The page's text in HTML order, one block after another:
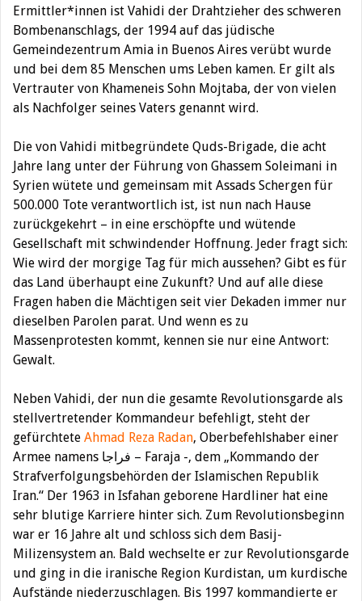
Ermittler*innen ist Vahidi der Drahtzieher des schweren
Bombenanschlags, der 1994 auf das jüdische
Gemeindezentrum Amia in Buenos Aires verübt wurde
und bei dem 85 Menschen ums Leben kamen. Er gilt als
Vertrauter von Khameneis Sohn Mojtaba, der von vielen
als Nachfolger seines Vaters genannt wird.
Die von Vahidi mitbegründete Quds-Brigade, die acht
Jahre lang unter der Führung von Ghassem Soleimani in
Syrien wütete und gemeinsam mit Assads Schergen für
500.000 Tote verantwortlich ist, ist nun nach Hause
zurückgekehrt – in eine erschöpfte und wütende
Gesellschaft mit schwindender Hoffnung. Jeder fragt sich:
Wie wird der morgige Tag für mich aussehen? Gibt es für
das Land überhaupt eine Zukunft? Und auf alle diese
Fragen haben die Mächtigen seit vier Dekaden immer nur
dieselben Parolen parat. Und wenn es zu
Massenprotesten kommt, kennen sie nur eine Antwort:
Gewalt.
Neben Vahidi, der nun die gesamte Revolutionsgarde als
stellvertretender Kommandeur befehligt, steht der
gefürchtete Ahmad Reza Radan, Oberbefehlshaber einer
Armee namens فراجا – Faraja -, dem „Kommando der
Strafverfolgungsbehörden der Islamischen Republik
Iran.“ Der 1963 in Isfahan geborene Hardliner hat eine
sehr blutige Karriere hinter sich. Zum Revolutionsbeginn
war er 16 Jahre alt und schloss sich dem Basij-
Milizensystem an. Bald wechselte er zur Revolutionsgarde
und ging in die iranische Region Kurdistan, um kurdische
Aufstände niederzuschlagen. Bis 1997 kommandierte er